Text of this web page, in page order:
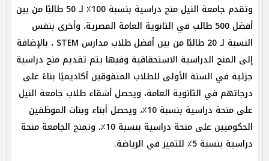
وتقدم جامعة النيل منح دراسية بنسبة 100٪ لـ 50 طالبًا من بين
أفضل 500 طالب في الثانوية العامة المصرية، وأخرى بنفس
النسبة لـ 20 طالبًا من بين أفضل طلاب مدارس STEM ، بالإضافة
إلى المنح الدراسية الاستحقاقية وفيها يتم تقديم منح دراسية
جزئية في السنة الأولى للطلاب المتفوقين أكاديميًا بناءً على
درجاتهم في الثانوية العامة، ويحصل أشقاء طلاب جامعة النيل
على منحة دراسية بنسبة 10٪، ويحصل أبناء وبنات الموظفين
الحكوميين على منحة دراسية بنسبة 10٪، وتمنح الجامعة منحة
دراسية بنسبة 5٪ للتميز في الرياضة.